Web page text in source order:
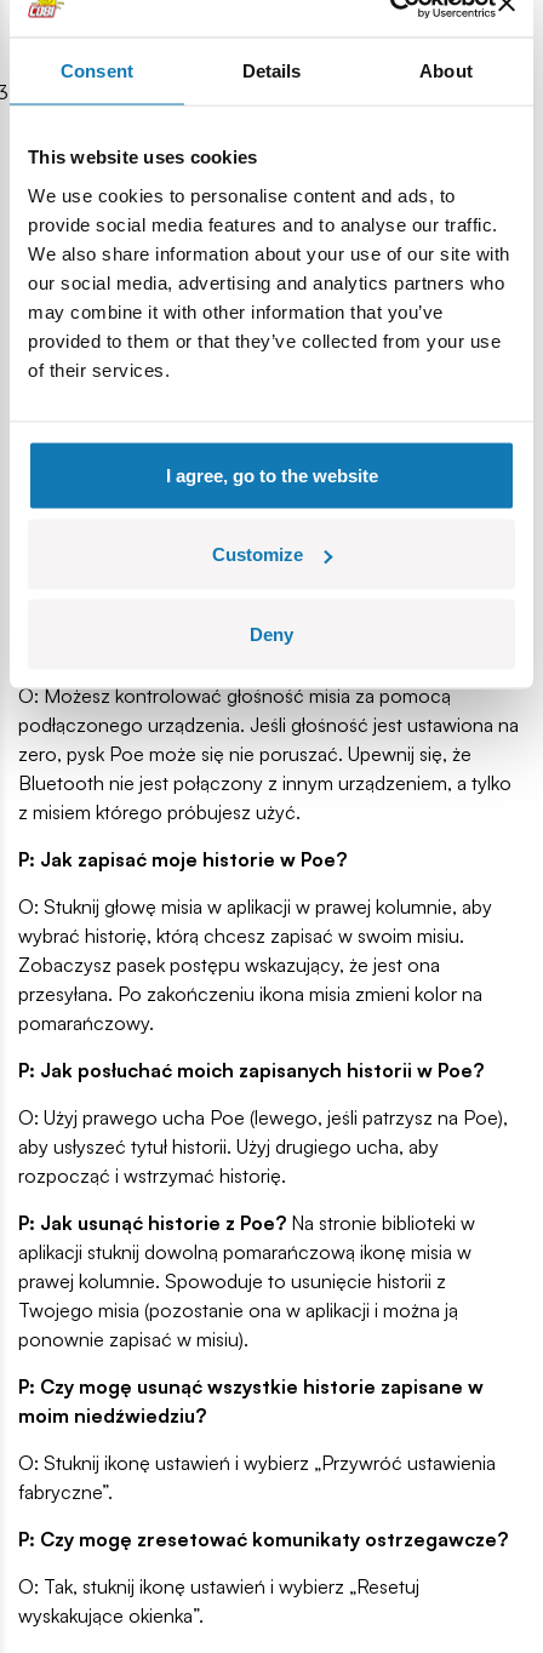
Consent Details About
This website uses cookies
We use cookies to personalise content and ads, to
provide social media features and to analyse our traffic.
We also share information about your use of our site with
our social media, advertising and analytics partners who
may combine it with other information that you’ve
provided to them or that they’ve collected from your use
of their services.
I agree, go to the website
Customize
Deny
opcję „zapomnij urządzenie” z menu ustawień Bluetooth i
O: Zasięg Bluetooth wynosi około 30 stóp/10 metrów na
otwartej przestrzeni. Ściany i przeszkody mogą zmniejszyć
zasięg.
P: Czy mogę podłączyć Poe do wielu urządzeń?
O: Tak,
można sparować go z maksymalnie wieloma urządzeniami,
ale można połączyć się tylko z jednym na raz. Historie
przesłane do Poe z biblioteki jednego urządzenia nie mogą
P: Dlaczego moje historie nie są odtwarzane przez
O: Sprawdź, czy sparowałeś i połączyłeś się z Poe Story
Bear w menu ustawień Bluetooth swojego urządzenia.
Wybierz „BEAR” na stronie generowania historii lub w
P: Nie mogę usłyszeć mojej historii przez Poe.
O: Możesz kontrolować głośność misia za pomocą
podłączonego urządzenia. Jeśli głośność jest ustawiona na
zero, pysk Poe może się nie poruszać. Upewnij się, że
Bluetooth nie jest połączony z innym urządzeniem, a tylko
z misiem którego próbujesz użyć.
P: Jak zapisać moje historie w Poe?
O: Stuknij głowę misia w aplikacji w prawej kolumnie, aby
wybrać historię, którą chcesz zapisać w swoim misiu.
Zobaczysz pasek postępu wskazujący, że jest ona
przesyłana. Po zakończeniu ikona misia zmieni kolor na
pomarańczowy.
P: Jak posłuchać moich zapisanych historii w Poe?
O: Użyj prawego ucha Poe (lewego, jeśli patrzysz na Poe),
aby usłyszeć tytuł historii. Użyj drugiego ucha, aby
rozpocząć i wstrzymać historię.
P: Jak usunąć historie z Poe? Na stronie biblioteki w
aplikacji stuknij dowolną pomarańczową ikonę misia w
prawej kolumnie. Spowoduje to usunięcie historii z
Twojego misia (pozostanie ona w aplikacji i można ją
ponownie zapisać w misiu).
P: Czy mogę usunąć wszystkie historie zapisane w
moim niedźwiedziu?
O: Stuknij ikonę ustawień i wybierz „Przywróć ustawienia
fabryczne”.
P: Czy mogę zresetować komunikaty ostrzegawcze?
O: Tak, stuknij ikonę ustawień i wybierz „Resetuj
wyskakujące okienka”.